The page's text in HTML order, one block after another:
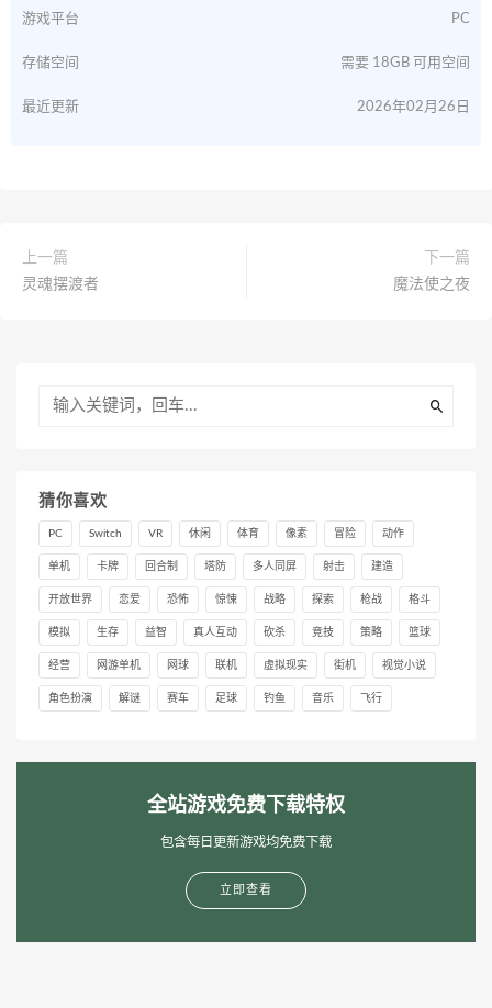
游戏平台 PC
存储空间 需要 18GB 可用空间
最近更新 2026年02月26日
上一篇
灵魂摆渡者
下一篇
魔法使之夜
猜你喜欢
PC Switch VR 休闲 体育 像素 冒险 动作
单机 卡牌 回合制 塔防 多人同屏 射击 建造
开放世界 恋爱 恐怖 惊悚 战略 探索 枪战 格斗
模拟 生存 益智 真人互动 砍杀 竞技 策略 篮球
经营 网游单机 网球 联机 虚拟现实 街机 视觉小说
角色扮演 解谜 赛车 足球 钓鱼 音乐 飞行
全站游戏免费下载特权
包含每日更新游戏均免费下载
立即查看